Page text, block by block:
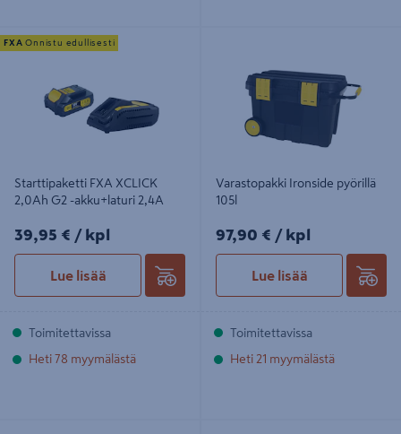
Starttipaketti FXA XCLICK 2,0Ah G2
-akku+laturi 2,4A
Starttipaketti FXA XCLICK
2,0Ah G2 -akku+laturi 2,4A
39,95€/kpl
39,95 € / kpl
Lue lisää
FXA Onnistu edullisesti
Toimitettavissa
Heti 78 myymälästä
Varastopakki Ironside pyörillä
105l
97,90€/kpl
97,90 € / kpl
Lue lisää
Toimitettavissa
Heti 21 myymälästä